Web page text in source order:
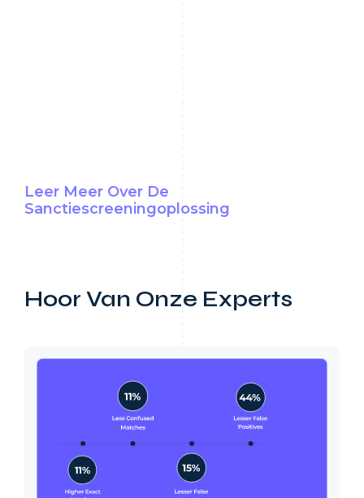
Leer Meer Over De
Sanctiescreeningoplossing
Hoor Van Onze Experts